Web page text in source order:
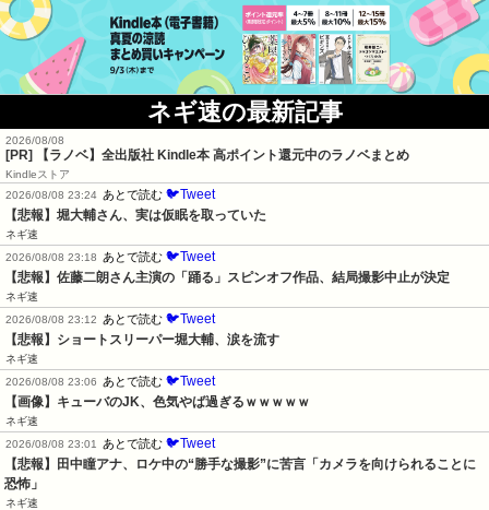
ネギ速の最新記事
2026/08/08
[PR] 【ラノベ】全出版社 Kindle本 高ポイント還元中のラノベまとめ
Kindleストア
2026/08/08 23:24 あとで読む 🐦Tweet
【悲報】堀大輔さん、実は仮眠を取っていた
ネギ速
2026/08/08 23:18
あとで読む 🐦Tweet
【悲報】佐藤二朗さん主演の「踊る」スピンオフ作品、結局撮影中止が決定
ネギ速
2026/08/08 23:12
あとで読む 🐦Tweet
【悲報】ショートスリーパー堀大輔、涙を流す
ネギ速
2026/08/08 23:06
あとで読む 🐦Tweet
【画像】キューバのJK、色気やば過ぎるｗｗｗｗｗ
ネギ速
2026/08/08 23:01
あとで読む 🐦Tweet
【悲報】田中瞳アナ、ロケ中の“勝手な撮影”に苦言「カメラを向けられることに
恐怖」
ネギ速